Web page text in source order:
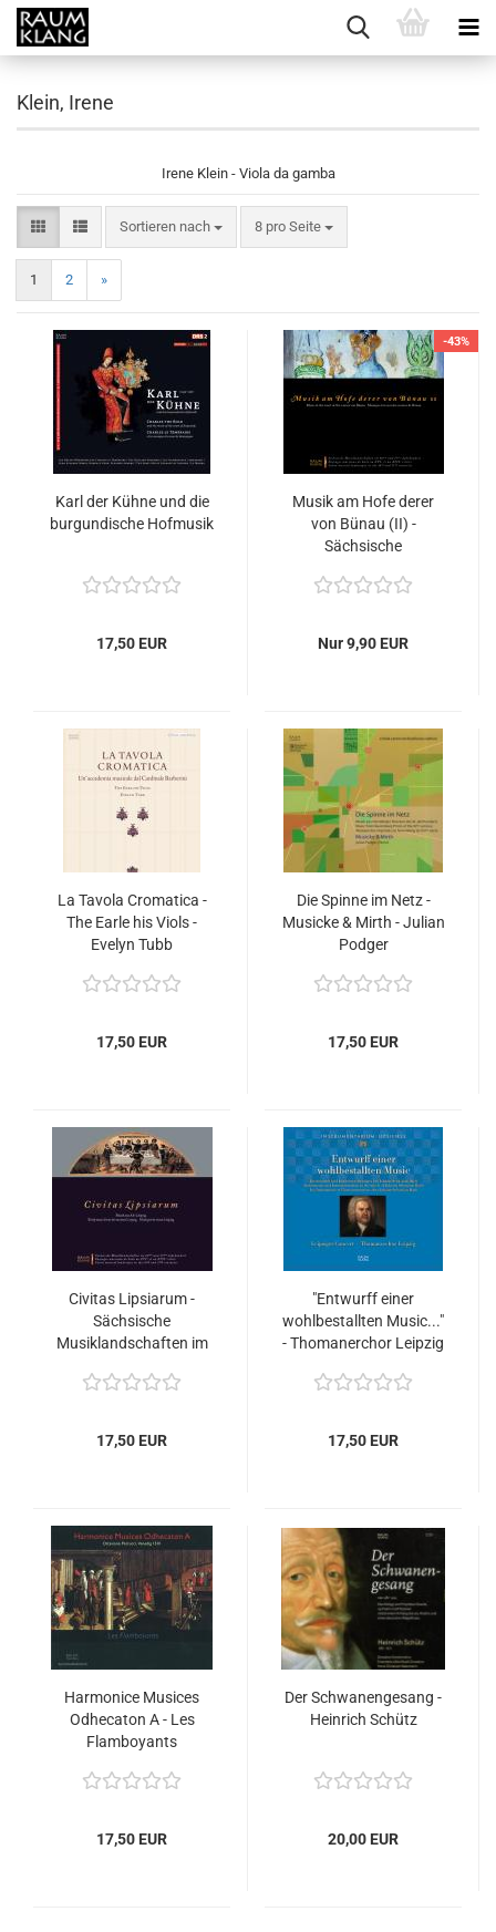
Klein, Irene
Irene Klein - Viola da gamba
Sortieren nach
Sortieren nach 8 pro Seite
pro Seite
1 2 »
Karl der Kühne und die
burgundische Hofmusik
17,50 EUR
-43%
Musik am Hofe derer
von Bünau (II) -
Sächsische
16ten und 17ten
Nur 9,90 EUR
La Tavola Cromatica -
The Earle his Viols -
Evelyn Tubb
17,50 EUR
Die Spinne im Netz -
Musicke & Mirth - Julian
Podger
17,50 EUR
Civitas Lipsiarum -
Sächsische
Musiklandschaften im
Jahrhundert (V) - Musik
17,50 EUR
"Entwurff einer
wohlbestallten Music..."
- Thomanerchor Leipzig
Concert
17,50 EUR
Harmonice Musices
Odhecaton A - Les
Flamboyants
17,50 EUR
Der Schwanengesang -
Heinrich Schütz
20,00 EUR